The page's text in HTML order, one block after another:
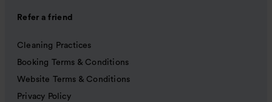
Refer a friend
Cleaning Practices
Booking Terms & Conditions
Website Terms & Conditions
Privacy Policy